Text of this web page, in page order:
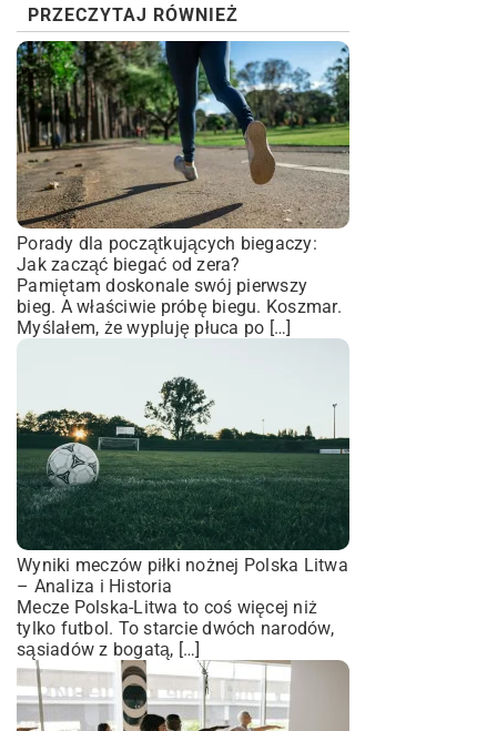
PRZECZYTAJ RÓWNIEŻ
Porady dla początkujących biegaczy:
Jak zacząć biegać od zera?
Pamiętam doskonale swój pierwszy
bieg. A właściwie próbę biegu. Koszmar.
Myślałem, że wypluję płuca po […]
Wyniki meczów piłki nożnej Polska Litwa
– Analiza i Historia
Mecze Polska-Litwa to coś więcej niż
tylko futbol. To starcie dwóch narodów,
sąsiadów z bogatą, […]